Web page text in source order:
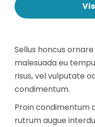
Sellus honcus
malesuada eu
risus, vel vulputate
condimentum.
Proin condimentum
rutrum augue